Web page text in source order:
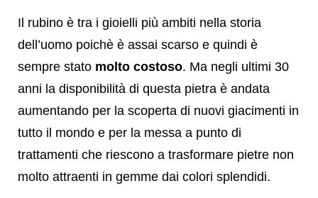
Il rubino è tra i gioielli più ambiti nella storia
dell’uomo poichè è assai scarso e quindi è
sempre stato molto costoso. Ma negli ultimi 30
anni la disponibilità di questa pietra è andata
aumentando per la scoperta di nuovi giacimenti in
tutto il mondo e per la messa a punto di
trattamenti che riescono a trasformare pietre non
molto attraenti in gemme dai colori splendidi.